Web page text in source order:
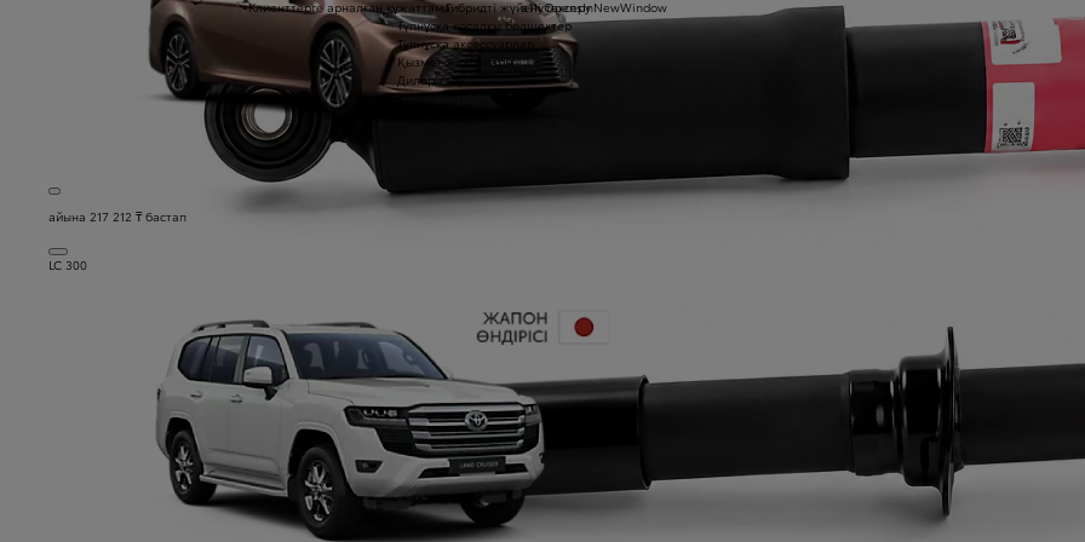
айына 217 212 ₸ бастап
LC 300
Клиенттерге арналған құжаттама
a11yOpensInNewWindow
Гибридті жүйені тексеру
Түпнұсқа қосалқы бөлшектер
Түпнұсқа аксессуарлар
Қызмет жазбалары
Дилер табу